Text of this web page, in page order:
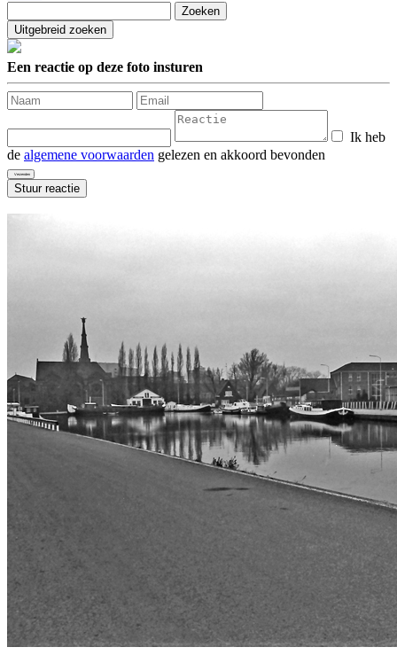
Een reactie op deze foto insturen
Ik heb
de algemene voorwaarden gelezen en akkoord bevonden